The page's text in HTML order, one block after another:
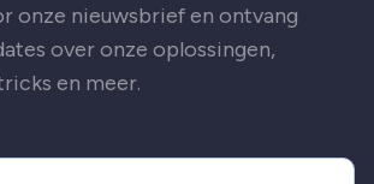
onze nieuwsbrief en ontvang
over onze oplossingen,
en meer.